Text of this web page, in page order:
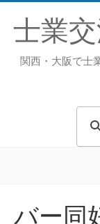
士業
関西・大阪で士
活動内容
バー同